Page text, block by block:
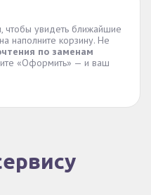
чтобы увидеть ближайшие
наполните корзину. Не
по заменам
«Оформить» — и ваш